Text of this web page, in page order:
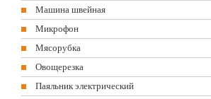
Машина швейная
Микрофон
Мясорубка
Овощерезка
Паяльник электрический